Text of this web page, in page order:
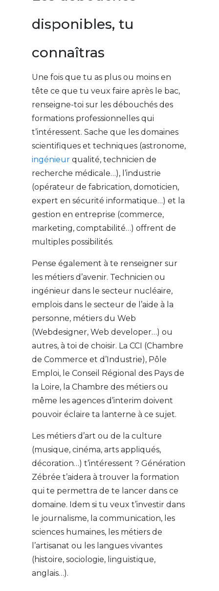
disponibles, tu
connaîtras
Une fois que tu as plus ou moins en
tête ce que tu veux faire après le bac,
renseigne-toi sur les débouchés des
formations professionnelles qui
t’intéressent. Sache que les domaines
scientifiques et techniques (astronome,
ingénieurqualité, technicien de
recherche médicale…), l’industrie
(opérateur de fabrication, domoticien,
expert en sécurité informatique…) et la
gestion en entreprise (commerce,
marketing, comptabilité…) offrent de
multiples possibilités.
Pense également à te renseigner sur
les métiers d’avenir. Technicien ou
ingénieur dans le secteur nucléaire,
emplois dans le secteur de l’aide à la
personne, métiers du Web
(Webdesigner, Web developer…) ou
autres, à toi de choisir. La CCI (Chambre
de Commerce et d’Industrie), Pôle
Emploi, le Conseil Régional des Pays de
la Loire, la Chambre des métiers ou
même les agences d’interim doivent
pouvoir éclaire ta lanterne à ce sujet.
Les métiers d’art ou de la culture
(musique, cinéma, arts appliqués,
décoration…) t’intéressent ? Génération
Zébrée t’aidera à trouver la formation
qui te permettra de te lancer dans ce
domaine. Idem si tu veux t’investir dans
le journalisme, la communication, les
sciences humaines, les métiers de
l’artisanat ou les langues vivantes
(histoire, sociologie, linguistique,
anglais…).